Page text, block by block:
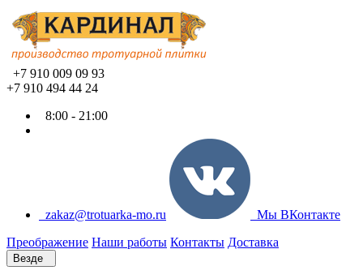
+7 910 009 09 93
+7 910 494 44 24
8:00 - 21:00
zakaz@trotuarka-mo.ru
Мы ВКонтакте
Преображение Наши работы Контакты Доставка
Везде